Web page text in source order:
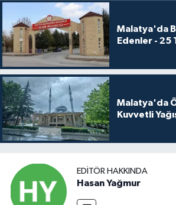
Malatya'da
Edenler - 25
Malatya'da
Kuvvetli
EDITÖR HAKKINDA
Hasan Yağmur